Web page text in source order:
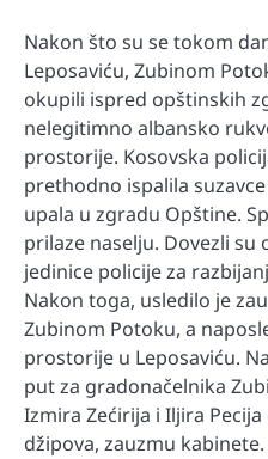
Nakon što su se tokom
Leposaviću, Zubinom
okupili ispred opštinskih
nelegitimno albansko
prostorije. Kosovska
prethodno ispalila
upala u zgradu Opštine.
prilaze naselju. Dovezli su
jedinice policije za
Nakon toga, usledilo je
Zubinom Potoku, a
prostorije u Leposaviću.
put za gradonačelnika
Izmira Zećirija i Iljira
džipova, zauzmu kabinete.